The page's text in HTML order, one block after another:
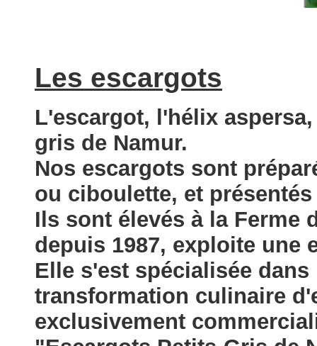
Les escargots
L'escargot, l'hélix
gris de Namur.
Nos escargots sont
ou ciboulette, et
Ils sont élevés à la Ferme
depuis 1987, exploite une
Elle s'est spécialisée
transformation culinaire
exclusivement